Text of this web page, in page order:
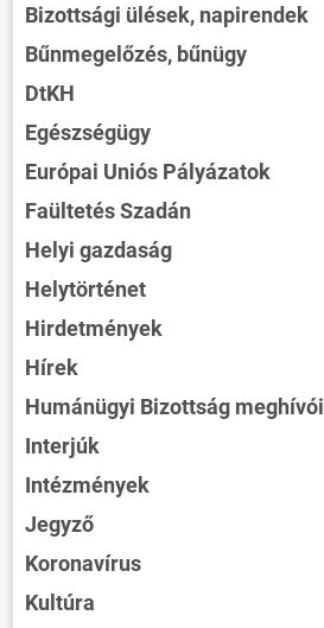
Bizottsági ülések, napirendek
Bűnmegelőzés, bűnügy
DtKH
Egészségügy
Európai Uniós Pályázatok
Faültetés Szadán
Helyi gazdaság
Helytörténet
Hirdetmények
Hírek
Humánügyi Bizottság meghívói
Interjúk
Intézmények
Jegyző
Koronavírus
Kultúra